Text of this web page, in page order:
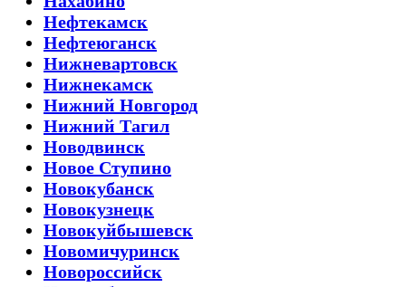
Нефтекамск
Нефтеюганск
Нижневартовск
Нижнекамск
Нижний Новгород
Нижний Тагил
Новодвинск
Новое Ступино
Новокубанск
Новокузнецк
Новокуйбышевск
Новомичуринск
Новороссийск